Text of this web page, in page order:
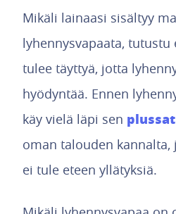
Mikäli lainaasi sisältyy
lyhennysvapaata,
tulee täyttyä, jotta
hyödyntää. Ennen
käy vielä läpi sen
oman talouden
ei tule eteen yllätyksiä.